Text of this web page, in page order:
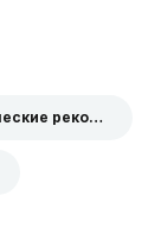
Обзоры медицинской периодики. Клинические рекомендации